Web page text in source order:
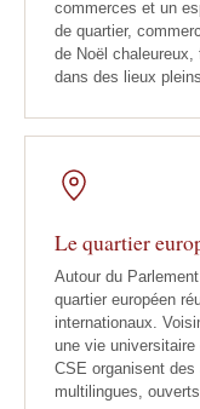
commerces et un
de quartier,
de Noël
dans des lieux
Le quartier
Autour du
quartier européen
internationaux.
une vie
CSE organisent
multilingues,